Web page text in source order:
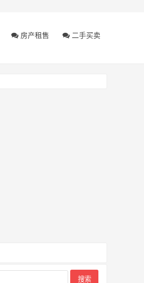
房产租售 二手买卖